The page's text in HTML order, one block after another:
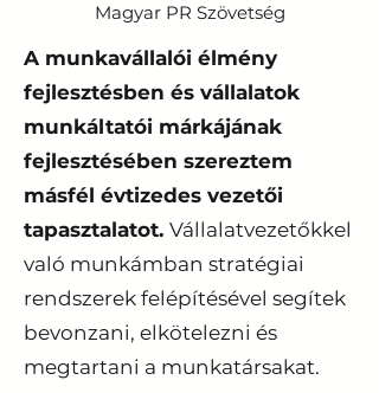
Magyar PR Szövetség
A munkavállalói élmény
fejlesztésben és vállalatok
munkáltatói márkájának
fejlesztésében szereztem
másfél évtizedes vezetői
tapasztalatot. Vállalatvezetőkkel
való munkámban stratégiai
rendszerek felépítésével segítek
bevonzani, elkötelezni és
megtartani a munkatársakat.